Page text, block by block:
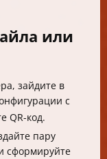
или
зайдите в
с
QR-код.
пару
сформируйте